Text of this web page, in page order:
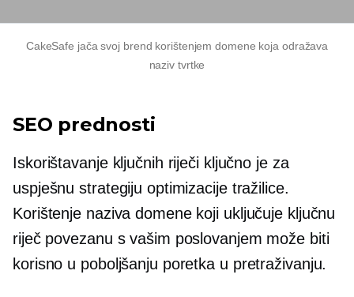
CakeSafe jača svoj brend korištenjem domene koja odražava
naziv tvrtke
SEO prednosti
Iskorištavanje ključnih riječi ključno je za
uspješnu strategiju optimizacije tražilice.
Korištenje naziva domene koji uključuje ključnu
riječ povezanu s vašim poslovanjem može biti
korisno u poboljšanju poretka u pretraživanju.